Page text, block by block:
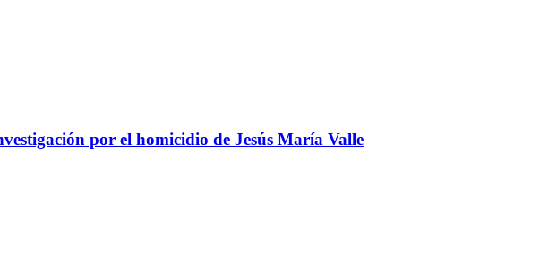
por el homicidio de Jesús María Valle